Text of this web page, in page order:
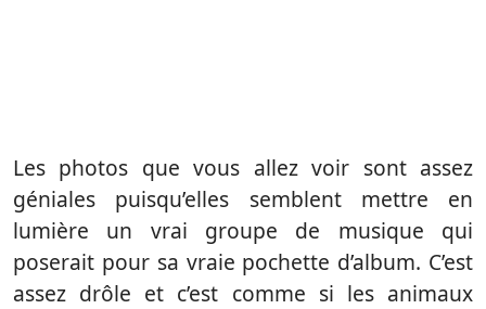
Les photos que vous allez voir sont assez
géniales puisqu’elles semblent mettre en
lumière un vrai groupe de musique qui
poserait pour sa vraie pochette d’album. C’est
assez drôle et c’est comme si les animaux